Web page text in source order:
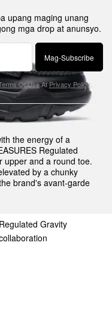
upang maging unang
mga drop at anunsyo.
Mag-Subscribe
Of UseAtPrivacy Policy
the energy of a
Regulated
upper and a round toe.
by a chunky
brand's avant-garde
Gravity